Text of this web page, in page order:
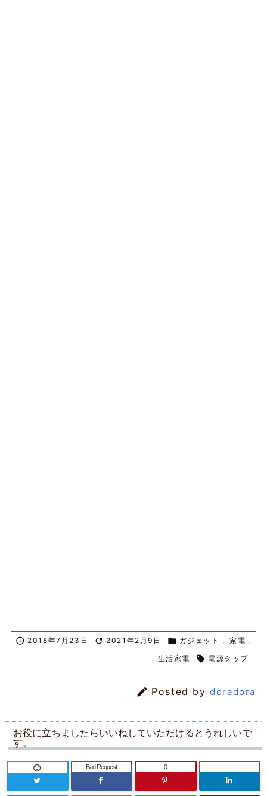
 2018年7月23日  2021年2月9日  ガジェット , 家電 ,
生活家電
 電源タップ
 Posted bydoradora
お役に立ちましたらいいねしていただけるとうれしいで
す。
 Bad Request 0 -